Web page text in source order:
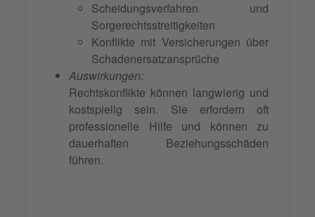
Scheidungsverfahren und
Sorgerechtsstreitigkeiten
Konflikte mit Versicherungen über
Schadenersatzansprüche
Auswirkungen:
Rechtskonflikte können langwierig und
kostspielig sein. Sie erfordern oft
professionelle Hilfe und können zu
dauerhaften Beziehungsschäden
führen.